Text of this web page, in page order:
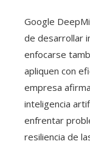
Google
de desarrollar
enfocarse
apliquen con
empresa
inteligencia
enfrentar
resiliencia de